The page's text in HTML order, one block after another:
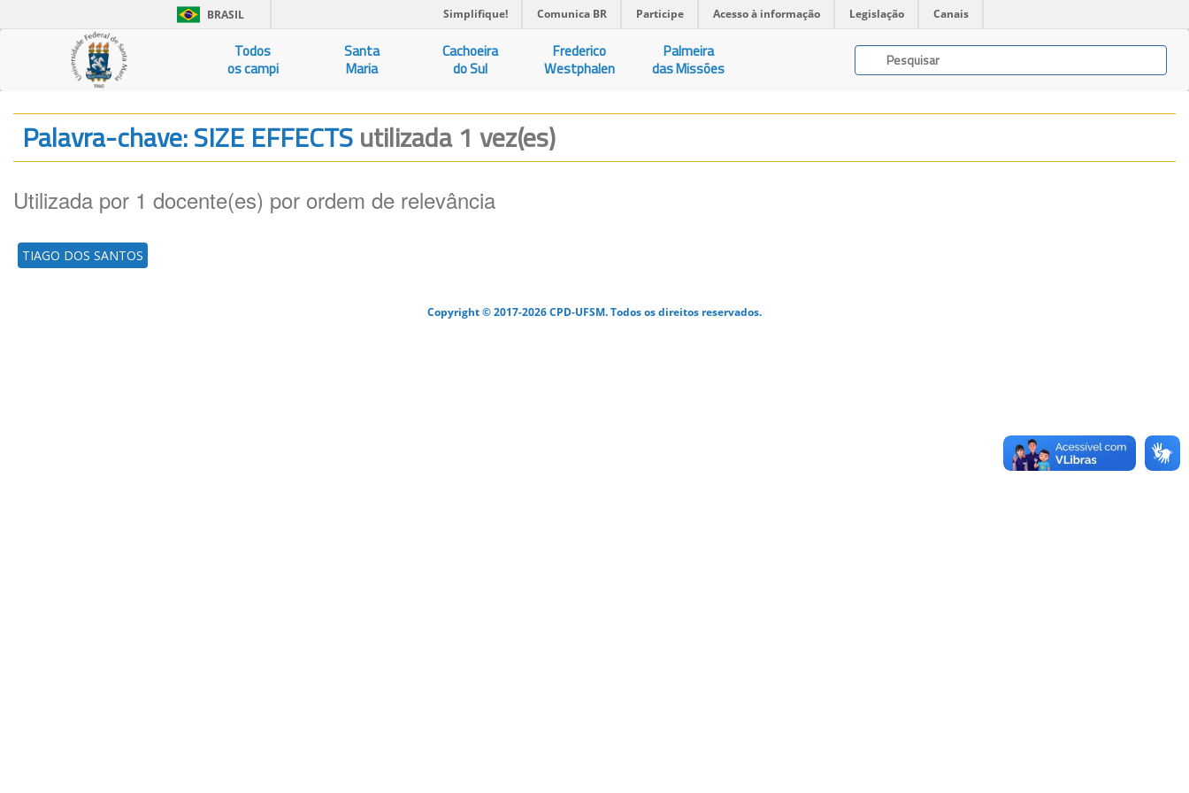
BRASIL Simplifique! Comunica BR Participe Acesso à informação Legislação Canais
Todos
os campi
Santa
Maria
Cachoeira
do Sul
Frederico
Westphalen
Palmeira
das Missões
Palavra-chave: SIZE EFFECTSutilizada 1 vez(es)
Utilizada por 1 docente(es) por ordem de relevância
TIAGO DOS SANTOS
Copyright © 2017-2026 CPD-UFSM. Todos os direitos reservados.